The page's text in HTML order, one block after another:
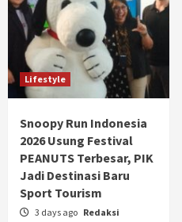
Lifestyle
Snoopy Run Indonesia
2026 Usung Festival
PEANUTS Terbesar, PIK
Jadi Destinasi Baru
Sport Tourism
3 days ago Redaksi